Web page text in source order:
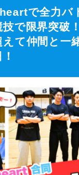
で全力バ
技で限界突破！
て仲間と一